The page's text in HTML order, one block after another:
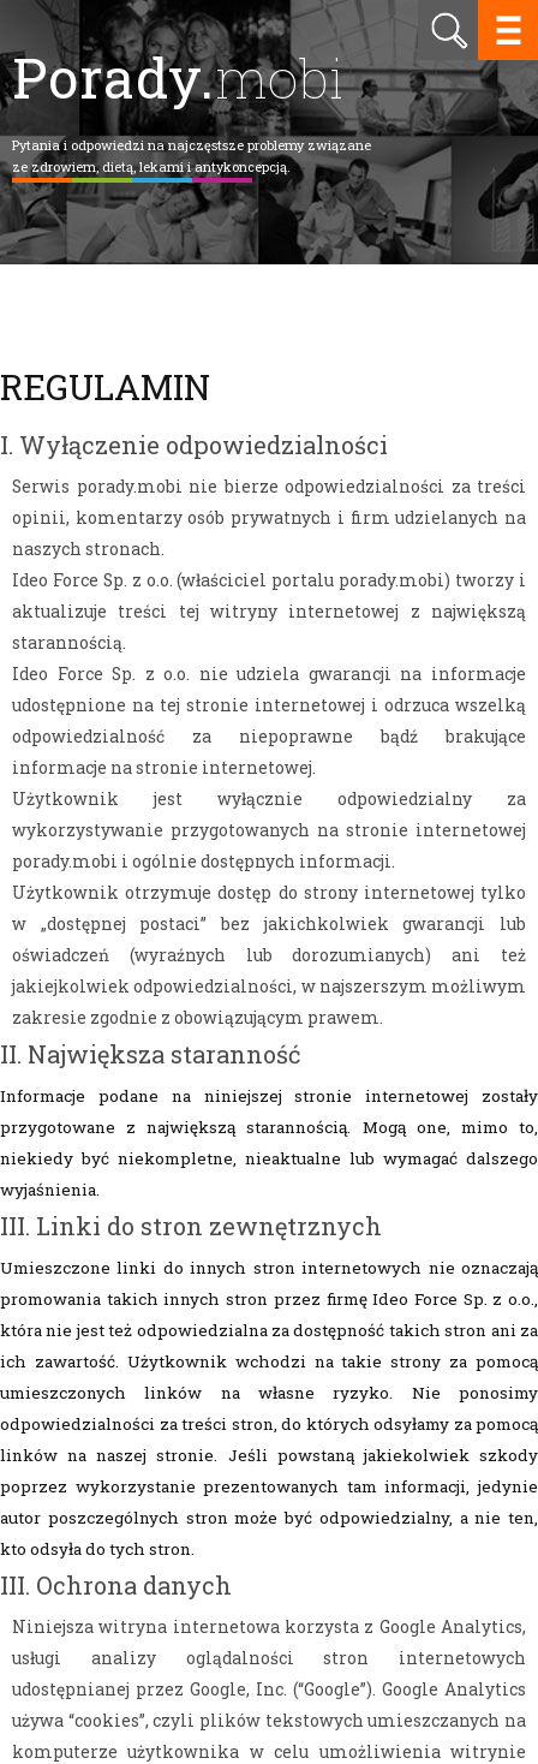
Porady.mobi
Pytania i odpowiedzi na najczęstsze problemy związane
ze zdrowiem, dietą, lekami i antykoncepcją.
REGULAMIN
I. Wyłączenie odpowiedzialności
Serwis porady.mobi nie bierze odpowiedzialności za treści
opinii, komentarzy osób prywatnych i firm udzielanych na
naszych stronach.
Ideo Force Sp. z o.o. (właściciel portalu porady.mobi) tworzy i
aktualizuje treści tej witryny internetowej z największą
starannością.
Ideo Force Sp. z o.o. nie udziela gwarancji na informacje
udostępnione na tej stronie internetowej i odrzuca wszelką
odpowiedzialność za niepoprawne bądź brakujące
informacje na stronie internetowej.
Użytkownik jest wyłącznie odpowiedzialny za
wykorzystywanie przygotowanych na stronie internetowej
porady.mobi i ogólnie dostępnych informacji.
Użytkownik otrzymuje dostęp do strony internetowej tylko
w „dostępnej postaci” bez jakichkolwiek gwarancji lub
oświadczeń (wyraźnych lub dorozumianych) ani też
jakiejkolwiek odpowiedzialności, w najszerszym możliwym
zakresie zgodnie z obowiązującym prawem.
II. Największa staranność
Informacje podane na niniejszej stronie internetowej zostały
przygotowane z największą starannością. Mogą one, mimo to,
niekiedy być niekompletne, nieaktualne lub wymagać dalszego
wyjaśnienia.
III. Linki do stron zewnętrznych
Umieszczone linki do innych stron internetowych nie oznaczają
promowania takich innych stron przez firmę Ideo Force Sp. z o.o.,
która nie jest też odpowiedzialna za dostępność takich stron ani za
ich zawartość. Użytkownik wchodzi na takie strony za pomocą
umieszczonych linków na własne ryzyko. Nie ponosimy
odpowiedzialności za treści stron, do których odsyłamy za pomocą
linków na naszej stronie. Jeśli powstaną jakiekolwiek szkody
poprzez wykorzystanie prezentowanych tam informacji, jedynie
autor poszczególnych stron może być odpowiedzialny, a nie ten,
kto odsyła do tych stron.
III. Ochrona danych
Niniejsza witryna internetowa korzysta z Google Analytics,
usługi analizy oglądalności stron internetowych
udostępnianej przez Google, Inc. (“Google”). Google Analytics
używa “cookies”, czyli plików tekstowych umieszczanych na
komputerze użytkownika w celu umożliwienia witrynie